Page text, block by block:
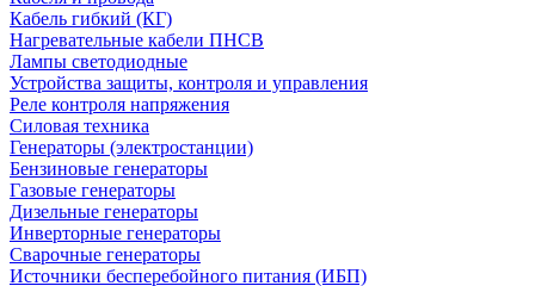
Кабель гибкий (КГ)
Нагревательные кабели ПНСВ
Лампы светодиодные
Устройства защиты, контроля и управления
Реле контроля напряжения
Силовая техника
Генераторы (электростанции)
Бензиновые генераторы
Газовые генераторы
Дизельные генераторы
Инверторные генераторы
Сварочные генераторы
Источники бесперебойного питания (ИБП)